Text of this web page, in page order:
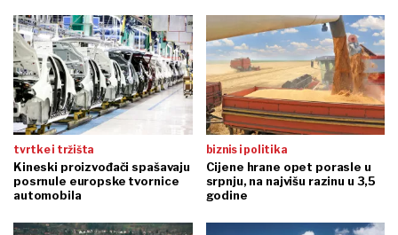
tvrtke i tržišta
Kineski proizvođači spašavaju
posrnule europske tvornice
automobila
biznis i politika
Cijene hrane opet porasle u
srpnju, na najvišu razinu u 3,5
godine